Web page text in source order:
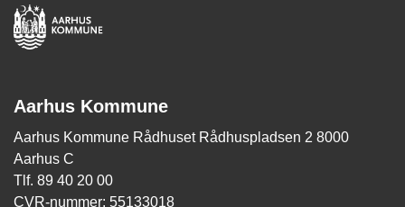
Aarhus Kommune
Aarhus Kommune Rådhuset Rådhuspladsen 2 8000
Aarhus C
Tlf. 89 40 20 00
CVR-nummer: 55133018